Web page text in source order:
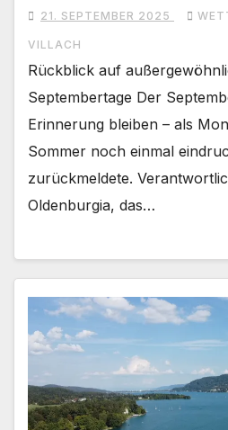
21. SEPTEMBER 2025
VILLACH
Rückblick auf
Septembertage Der
Erinnerung bleiben – als
Sommer noch einmal
zurückmeldete.
Oldenburgia, das…